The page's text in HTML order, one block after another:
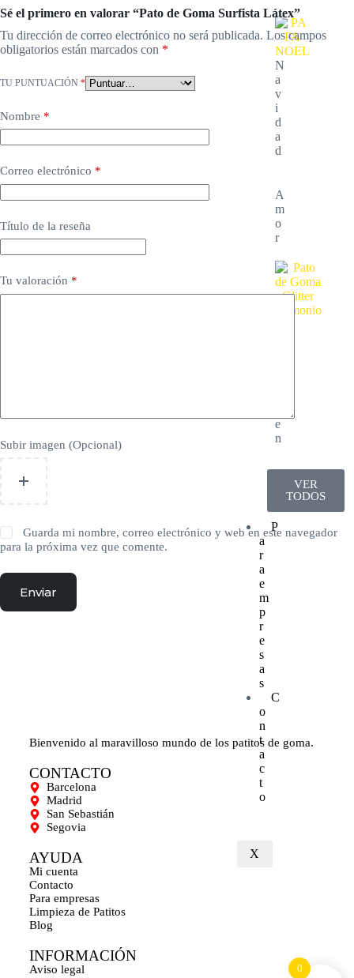
N
a
v
i
d
a
d
A
m
o
r
e
n
VER
TODOS
P
a
r
a
e
m
p
r
e
s
a
s
C
o
n
t
a
c
t
o
X
Sé el primero en valorar “Pato de Goma Surfista Látex”
Tu dirección de correo electrónico no será publicada. Los campos
obligatorios están marcados con *
TU PUNTUACIÓN *
Nombre *
Correo electrónico *
Título de la reseña
Tu valoración *
Subir imagen (Opcional)
Guarda mi nombre, correo electrónico y web en este navegador
para la próxima vez que comente.
Enviar
Bienvenido al maravilloso mundo de los patitos de goma.
CONTACTO
Barcelona
Madrid
San Sebastián
Segovia
AYUDA
Mi cuenta
Contacto
Para empresas
Limpieza de Patitos
Blog
INFORMACIÓN
Aviso legal
0